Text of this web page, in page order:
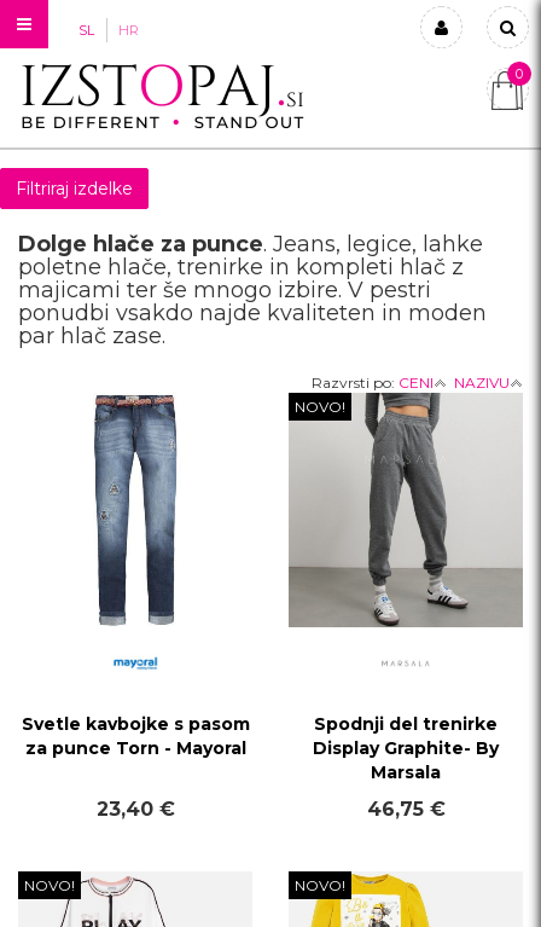
SL HR
Prijavi se
0
Filtriraj izdelke
Dolge hlače za punce. Jeans, legice, lahke
poletne hlače, trenirke in kompleti hlač z
majicami ter še mnogo izbire. V pestri
ponudbi vsakdo najde kvaliteten in moden
par hlač zase.
Razvrsti po: CENI NAZIVU
Svetle kavbojke s pasom
za punce Torn - Mayoral
23,40 €
NOVO!
Spodnji del trenirke
Display Graphite- By
Marsala
46,75 €
NOVO! NOVO!